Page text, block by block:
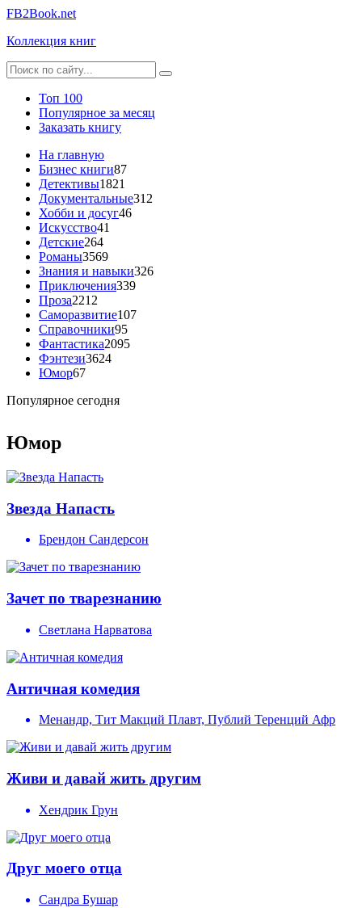
FB2Book.net
Коллекция книг
Топ 100
Популярное за месяц
Заказать книгу
На главную
Бизнес книги87
Детективы1821
Документальные312
Хобби и досуг46
Искусство41
Детские264
Романы3569
Знания и навыки326
Приключения339
Проза2212
Саморазвитие107
Справочники95
Фантастика2095
Фэнтези3624
Юмор67
Популярное сегодня
Юмор
Звезда Напасть
Брендон Сандерсон
Зачет по тварезнанию
Светлана Нарватова
Античная комедия
Менандр, Тит Макций Плавт, Публий Теренций Афр
Живи и давай жить другим
Хендрик Грун
Друг моего отца
Сандра Бушар